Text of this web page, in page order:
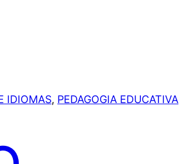
IDIOMAS, PEDAGOGIA EDUCATIVA